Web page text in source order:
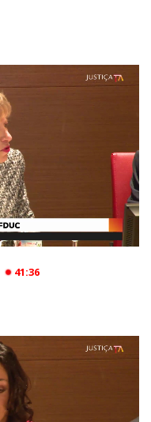
41:36